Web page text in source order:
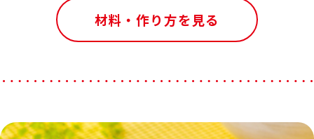
材料・作り方を見る